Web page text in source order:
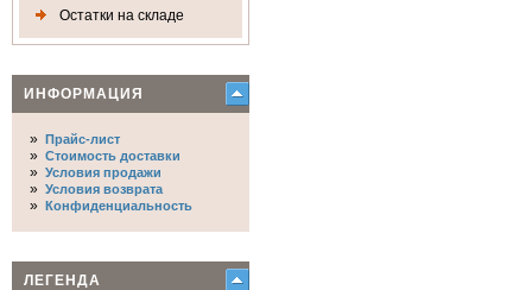
Остатки на складе
ИНФОРМАЦИЯ
» Прайс-лист
» Стоимость доставки
» Условия продажи
» Условия возврата
» Конфиденциальность
ЛЕГЕНДА